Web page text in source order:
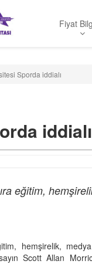
Fiyat
Sporda iddialı
iddialı
eğitim,
hemşirelik,
Scott Allan